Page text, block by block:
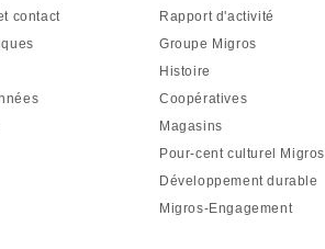
contact
Rapport d'activité
Groupe Migros
Histoire
Coopératives
Magasins
Pour-cent culturel Migros
Développement durable
Migros-Engagement